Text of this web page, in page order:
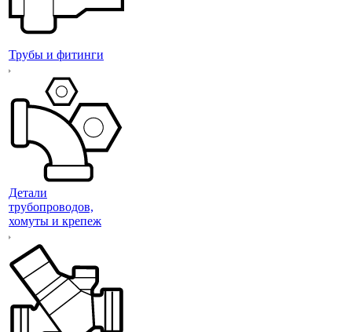
Трубы и фитинги
Детали
трубопроводов,
хомуты и крепеж